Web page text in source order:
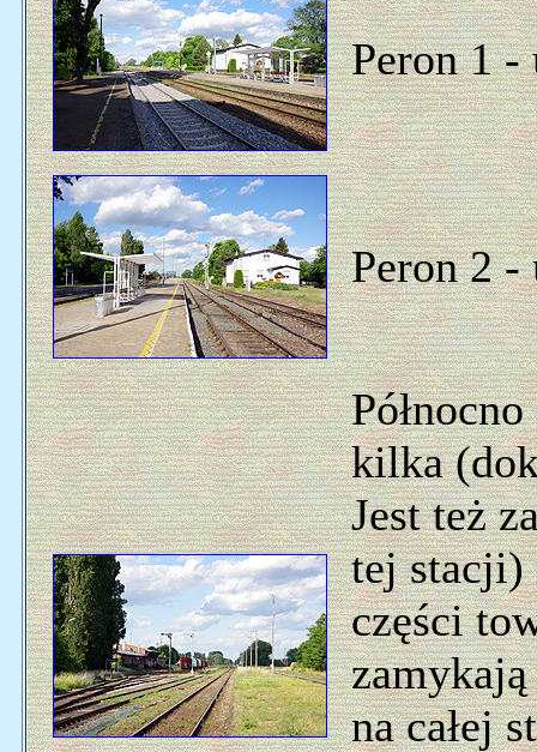
Peron 1
Peron 2
kilka
Jest też
tej stacji)
części
na całej